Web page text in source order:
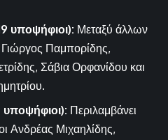
υποψήφιοι): Μεταξύ άλλων
Γιώργος Παμπορίδης,
Σάβια Ορφανίδου και
υποψήφιοι): Περιλαμβάνει
Ανδρέας Μιχαηλίδης,